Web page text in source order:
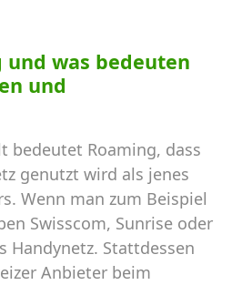
und was bedeuten
und
bedeutet Roaming, dass
genutzt wird als jenes
Wenn man zum Beispiel
Swisscom, Sunrise oder
Handynetz. Stattdessen
Anbieter beim